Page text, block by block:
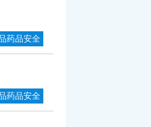
药品安全
药品安全